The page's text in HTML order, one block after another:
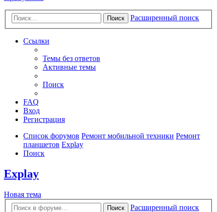
Поиск Расширенный поиск
Ссылки
Темы без ответов
Активные темы
Поиск
FAQ
Вход
Регистрация
Список форумов Ремонт мобильной техники Ремонт
планшетов Explay
Поиск
Explay
Новая
тема
Новая тема
Поиск
Расширенный поиск